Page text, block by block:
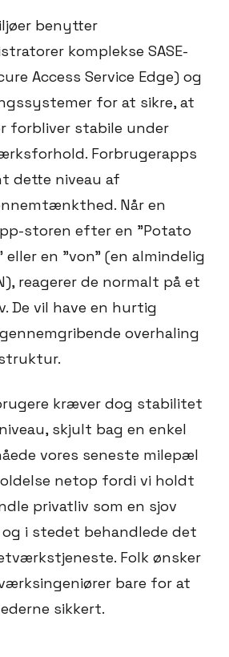
benytter
komplekse SASE-
Access Service Edge) og
for at sikre, at
forbliver stabile under
Forbrugerapps
dette niveau af
Når en
storen efter en "Potato
eller en "von" (en almindelig
reagerer de normalt på et
De vil have en hurtig
overhaling
kræver dog stabilitet
skjult bag en enkel
vores seneste milepæl
netop fordi vi holdt
privatliv som en sjov
i stedet behandlede det
Folk ønsker
bare for at
sikkert.